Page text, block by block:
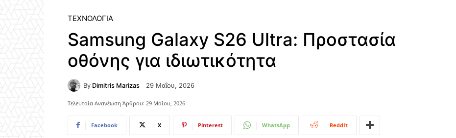
ΤΕΧΝΟΛΟΓΊΑ
Samsung Galaxy S26 Ultra: Προστασία
οθόνης για ιδιωτικότητα
By Dimitris Marizas 29 Μαΐου, 2026
Τελευταία Ανανέωση Άρθρου: 29 Μαΐου, 2026
Facebook X Pinterest WhatsApp ReddIt